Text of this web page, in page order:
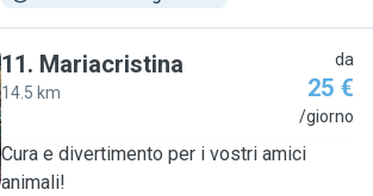
11. Mariacristina
14.5 km
da
25 €
/giorno
Cura e divertimento per i vostri amici
animali!